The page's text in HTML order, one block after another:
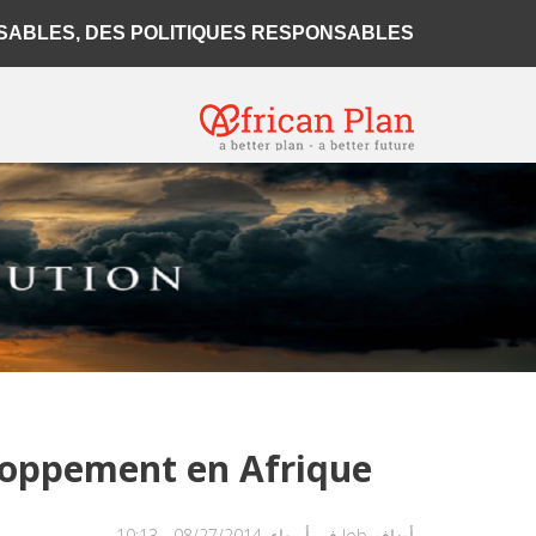
DES POLITIQUES RESPONSABLES...
en Afrique